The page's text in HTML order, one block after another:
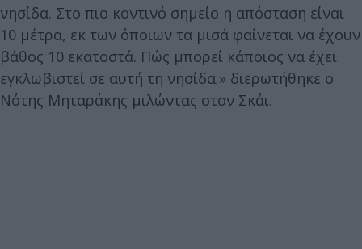
νησίδα. Στο πιο κοντινό σημείο η απόσταση είναι
10 μέτρα, εκ των όποιων τα μισά φαίνεται να έχουν
βάθος 10 εκατοστά. Πώς μπορεί κάποιος να έχει
εγκλωβιστεί σε αυτή τη νησίδα;» διερωτήθηκε ο
Νότης Μηταράκης μιλώντας στον Σκάι.